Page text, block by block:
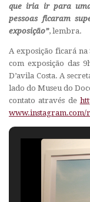
que iria ir para uma
pessoas ficaram
exposição”, lembra.
A exposição ficará na
com exposição das
D’avila Costa. A
lado do Museu do
contato através de